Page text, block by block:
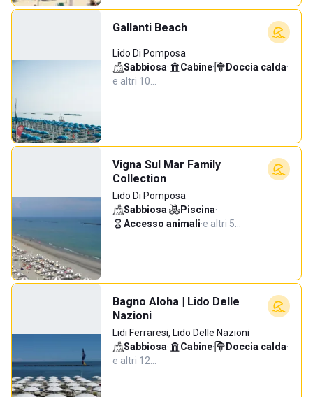
Gallanti Beach
Lido Di Pomposa
Sabbiosa· Cabine· Doccia calda·
e altri 10…
Vigna Sul Mar Family
Collection
Lido Di Pomposa
Sabbiosa· Piscina·
Accesso animali·e altri 5…
Bagno Aloha | Lido Delle
Nazioni
Lidi Ferraresi, Lido Delle Nazioni
Sabbiosa· Cabine· Doccia calda·
e altri 12…